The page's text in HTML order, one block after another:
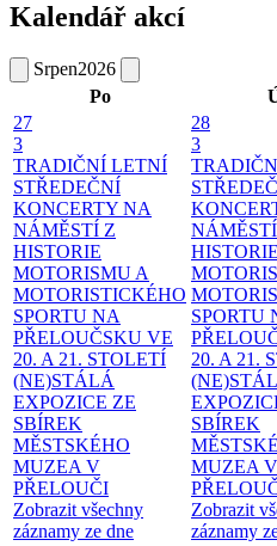
Kalendář akcí
Srpen2026
Po
27
3
TRADIČNÍ LETNÍ
STŘEDEČNÍ
KONCERTY NA
NÁMĚSTÍ Z
HISTORIE
MOTORISMU A
MOTORISTICKÉHO
SPORTU NA
PŘELOUČSKU VE
20. A 21. STOLETÍ
(NE)STÁLÁ
EXPOZICE ZE
SBÍREK
MĚSTSKÉHO
MUZEA V
PŘELOUČI
Zobrazit všechny
záznamy ze dne
28
3
NÁMĚSTÍ
HISTORIE
SPORTU
20. A 21.
SBÍREK
MUZEA V
Zobrazit
záznamy